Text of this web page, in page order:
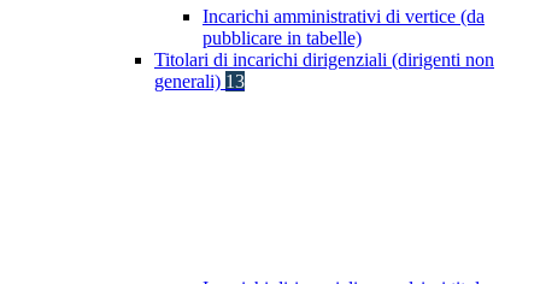
Incarichi amministrativi di vertice (da
pubblicare in tabelle)
Titolari di incarichi dirigenziali (dirigenti non
generali) 13